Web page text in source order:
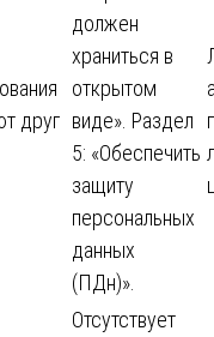
друг
должен
храниться в
открытом
виде». Раздел
5: «Обеспечить
защиту
персональных
данных
(ПДн)».
Отсутствует